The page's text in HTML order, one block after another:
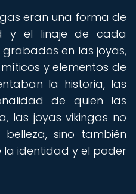
eran una forma de
y el linaje de cada
grabados en las joyas,
y elementos de
la historia, las
de quien las
las joyas vikingas no
sino también
la identidad y el poder